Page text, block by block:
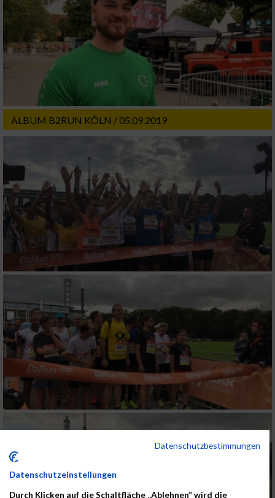
ALBUM B2RUN KÖLN / 05.09.2019
Datenschutzbestimmungen
Datenschutzeinstellungen
Durch Klicken auf die Schaltfläche „Ablehnen“ wird die